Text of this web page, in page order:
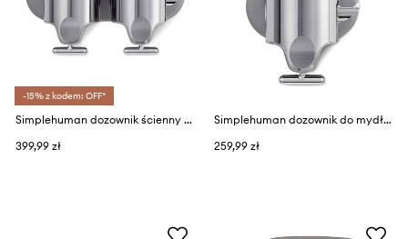
-15% z kodem: OFF*
Simplehuman dozownik ścienny pod prysznic Double Shower Dispenser
399,99 zł
Simplehuman dozownik do mydła
259,99 zł